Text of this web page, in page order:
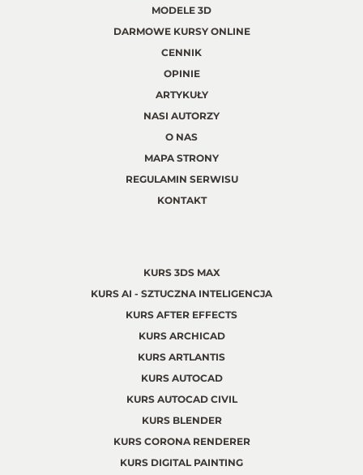
MODELE 3D
DARMOWE KURSY ONLINE
CENNIK
OPINIE
ARTYKUŁY
NASI AUTORZY
O NAS
MAPA STRONY
REGULAMIN SERWISU
KONTAKT
KURS 3DS MAX
KURS AI - SZTUCZNA INTELIGENCJA
KURS AFTER EFFECTS
KURS ARCHICAD
KURS ARTLANTIS
KURS AUTOCAD
KURS AUTOCAD CIVIL
KURS BLENDER
KURS CORONA RENDERER
KURS DIGITAL PAINTING